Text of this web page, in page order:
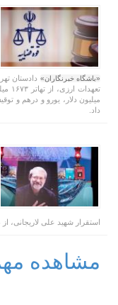
«باشگاه خبرنگاران» دادستان
میلیون دلار، یورو و درهم و
داد.
استقرار شهید علی لاریجانی،
مشاهده